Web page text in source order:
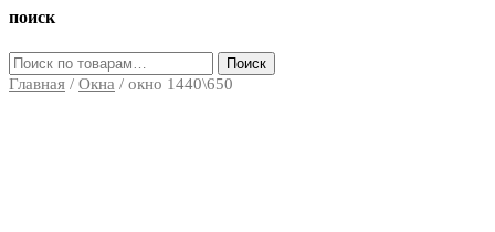
поиск
Искать: Поиск
Главная / Окна / окно 1440\650